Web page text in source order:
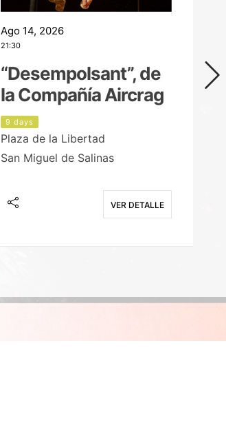
Ago 14, 2026
21:30
“Desempolsant”, de
la Compañía Aircrag
9 days
Plaza de la Libertad
San Miguel de Salinas
VER DETALLE